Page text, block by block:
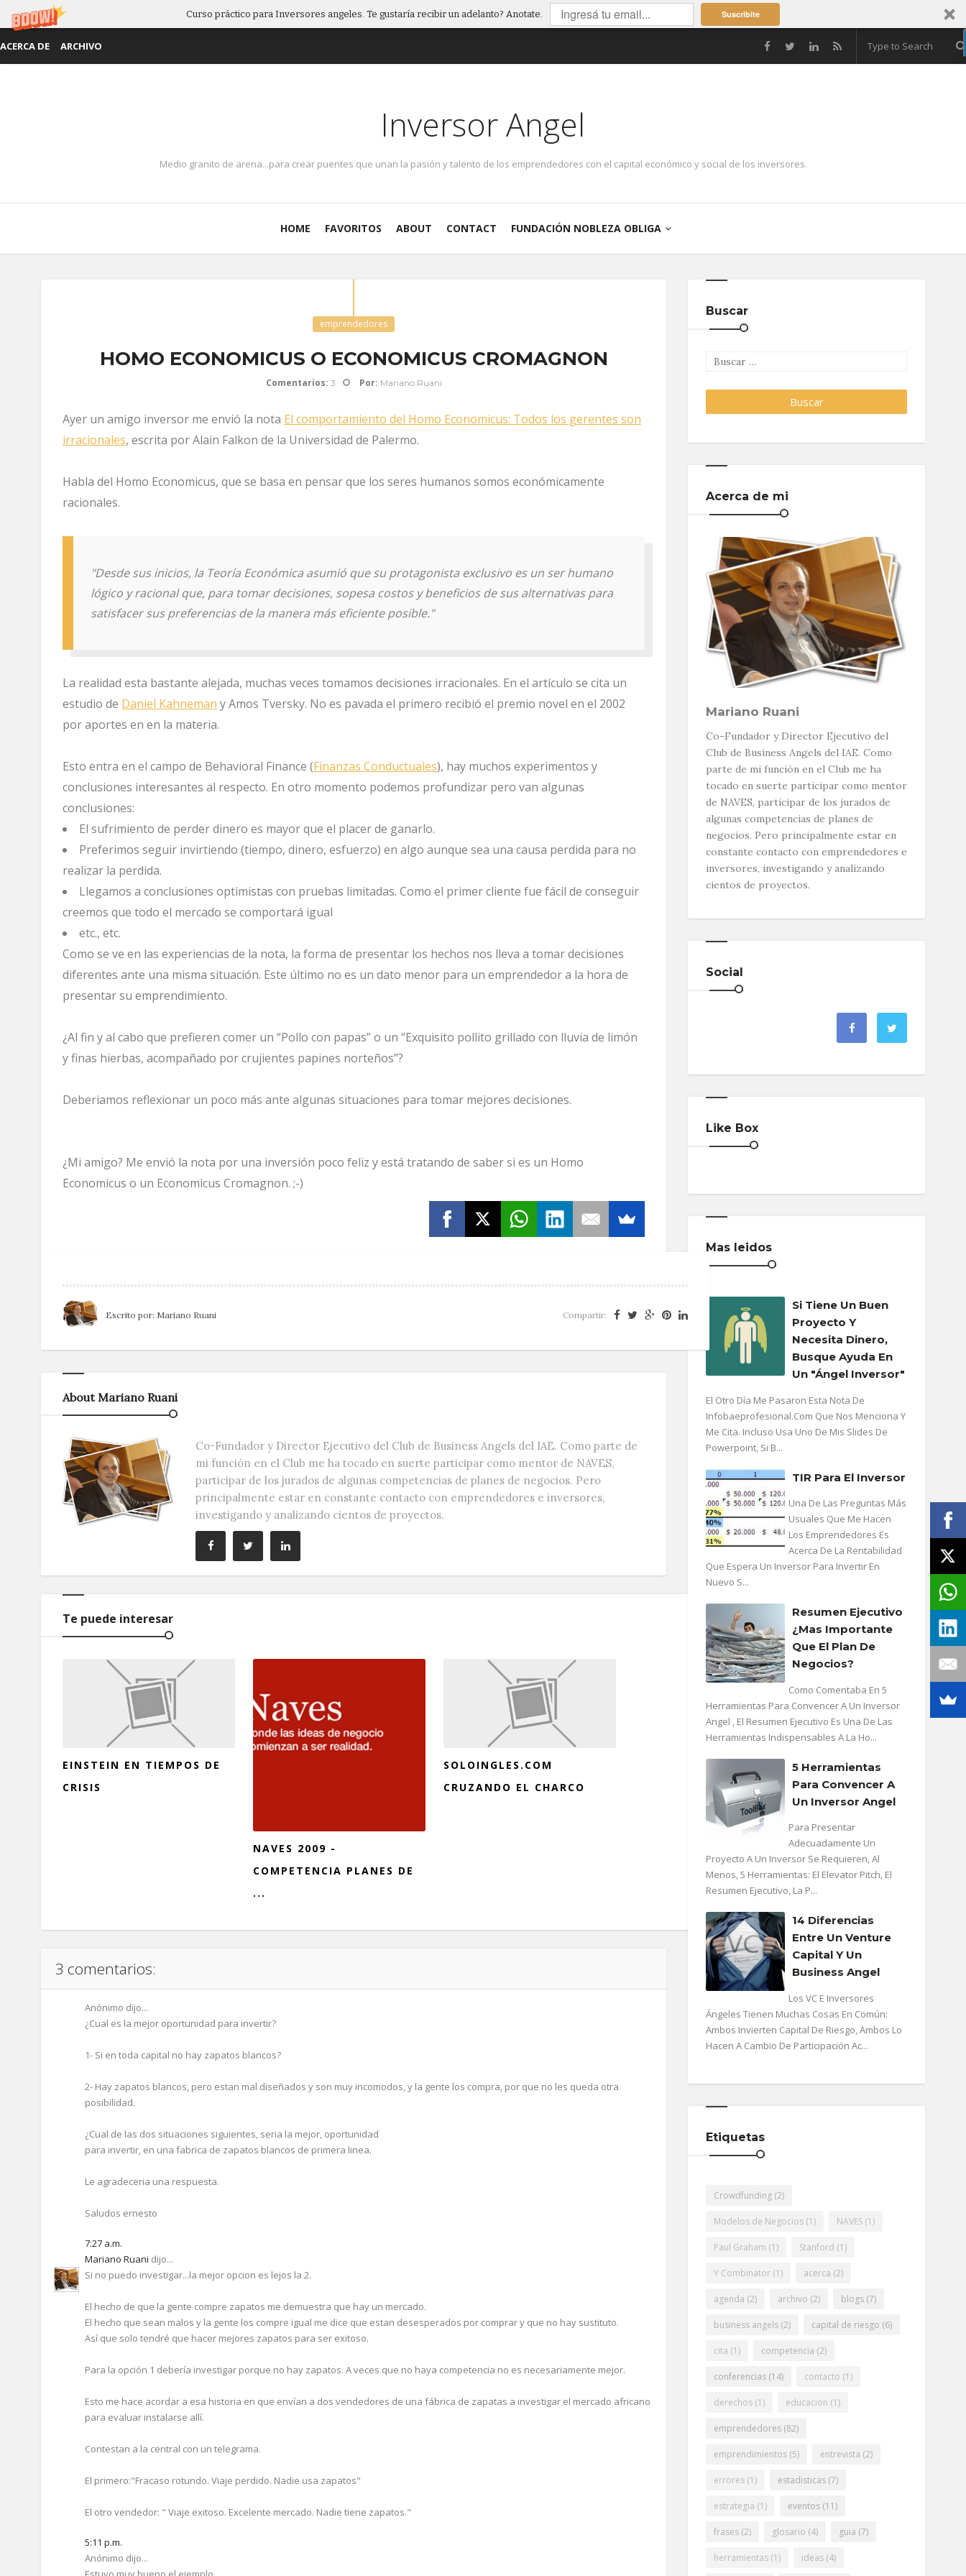
Curso práctico para Inversores angeles. Te gustaría recibir un adelanto? Anotate. Suscribite
ACERCA DE ARCHIVO
Inversor Angel
Medio granito de arena...para crear puentes que unan la pasión y talento de los emprendedores con el capital económico y social de los inversores.
HOME FAVORITOS ABOUT CONTACT FUNDACIÓN NOBLEZA OBLIGA
emprendedores
HOMO ECONOMICUS O ECONOMICUS CROMAGNON
Comentarios: 3 Por: Mariano Ruani
Ayer un amigo inversor me envió la nota El comportamiento del Homo Economicus: Todos los gerentes son
irracionales, escrita por Alain Falkon de la Universidad de Palermo.
Habla del Homo Economicus, que se basa en pensar que los seres humanos somos económicamente
racionales.
"Desde sus inicios, la Teoría Económica asumió que su protagonista exclusivo es un ser humano
lógico y racional que, para tomar decisiones, sopesa costos y beneficios de sus alternativas para
satisfacer sus preferencias de la manera más eficiente posible."
La realidad esta bastante alejada, muchas veces tomamos decisiones irracionales. En el artículo se cita un
estudio de Daniel Kahneman y Amos Tversky. No es pavada el primero recibió el premio novel en el 2002
por aportes en en la materia.
Esto entra en el campo de Behavioral Finance (Finanzas Conductuales), hay muchos experimentos y
conclusiones interesantes al respecto. En otro momento podemos profundizar pero van algunas
conclusiones:
El sufrimiento de perder dinero es mayor que el placer de ganarlo.
Preferimos seguir invirtiendo (tiempo, dinero, esfuerzo) en algo aunque sea una causa perdida para no
realizar la perdida.
Llegamos a conclusiones optimistas con pruebas limitadas. Como el primer cliente fue fácil de conseguir
creemos que todo el mercado se comportará igual
etc., etc.
Como se ve en las experiencias de la nota, la forma de presentar los hechos nos lleva a tomar decisiones
diferentes ante una misma situación. Este último no es un dato menor para un emprendedor a la hora de
presentar su emprendimiento.
¿Al fin y al cabo que prefieren comer un “Pollo con papas” o un “Exquisito pollito grillado con lluvia de limón
y finas hierbas, acompañado por crujientes papines norteños”?
Deberiamos reflexionar un poco más ante algunas situaciones para tomar mejores decisiones.
¿Mi amigo? Me envió la nota por una inversión poco feliz y está tratando de saber si es un Homo
Economicus o un Economicus Cromagnon. ;-)
Escrito por: Mariano Ruani Compartir:
About Mariano Ruani
Co-Fundador y Director Ejecutivo del Club de Business Angels del IAE. Como parte de
mi función en el Club me ha tocado en suerte participar como mentor de NAVES,
participar de los jurados de algunas competencias de planes de negocios. Pero
principalmente estar en constante contacto con emprendedores e inversores,
investigando y analizando cientos de proyectos.
Te puede interesar
EINSTEIN EN TIEMPOS DE
CRISIS
NAVES 2009 -
COMPETENCIA PLANES DE
...
SOLOINGLES.COM
CRUZANDO EL CHARCO
3 comentarios:
Anónimo dijo...
¿Cual es la mejor oportunidad para invertir?
1- Si en toda capital no hay zapatos blancos?
2- Hay zapatos blancos, pero estan mal diseñados y son muy incomodos, y la gente los compra, por que no les queda otra
posibilidad.
¿Cual de las dos situaciones siguientes, seria la mejor, oportunidad
para invertir, en una fabrica de zapatos blancos de primera linea.
Le agradeceria una respuesta.
Saludos ernesto
7:27 a.m.
Mariano Ruani dijo...
Si no puedo investigar...la mejor opcion es lejos la 2.
El hecho de que la gente compre zapatos me demuestra que hay un mercado.
El hecho que sean malos y la gente los compre igual me dice que estan desesperados por comprar y que no hay sustituto.
Así que solo tendré que hacer mejores zapatos para ser exitoso.
Para la opción 1 debería investigar porque no hay zapatos. A veces que no haya competencia no es necesariamente mejor.
Esto me hace acordar a esa historia en que envían a dos vendedores de una fábrica de zapatas a investigar el mercado africano
para evaluar instalarse allí.
Contestan a la central con un telegrama.
El primero:"Fracaso rotundo. Viaje perdido. Nadie usa zapatos"
El otro vendedor: " Viaje exitoso. Excelente mercado. Nadie tiene zapatos."
5:11 p.m.
Anónimo dijo...
Buscar
Acerca de mi
Mariano Ruani
Co-Fundador y Director Ejecutivo del
Club de Business Angels del IAE. Como
parte de mi función en el Club me ha
tocado en suerte participar como mentor
de NAVES, participar de los jurados de
algunas competencias de planes de
negocios. Pero principalmente estar en
constante contacto con emprendedores e
inversores, investigando y analizando
cientos de proyectos.
Social
Like Box
Mas leidos
Si Tiene Un Buen
Proyecto Y
Necesita Dinero,
Busque Ayuda En
Un "ángel Inversor"
El Otro Día Me Pasaron Esta Nota De
Infobaeprofesional.com Que Nos Menciona Y
Me Cita. Incluso Usa Uno De Mis Slides De
Powerpoint, Si B...
TIR Para El Inversor
Una De Las Preguntas Más
Usuales Que Me Hacen
Los Emprendedores Es
Acerca De La Rentabilidad
Que Espera Un Inversor Para Invertir En
Nuevo S...
Resumen Ejecutivo
¿mas Importante
Que El Plan De
Negocios?
Como Comentaba En 5
Herramientas Para Convencer A Un Inversor
Angel , El Resumen Ejecutivo Es Una De Las
Herramientas Indispensables A La Ho...
5 Herramientas
Para Convencer A
Un Inversor Angel
Para Presentar
Adecuadamente Un
Proyecto A Un Inversor Se Requieren, Al
Menos, 5 Herramientas: El Elevator Pitch, El
Resumen Ejecutivo, La P...
14 Diferencias
Entre Un Venture
Capital Y Un
Business Angel
Los VC E Inversores
Ángeles Tienen Muchas Cosas En Común:
Ambos Invierten Capital De Riesgo, Ambos Lo
Hacen A Cambio De Participación Ac...
Etiquetas
Crowdfunding (2)
Modelos de Negocios (1) NAVES (1)
Paul Graham (1) Stanford (1)
Y Combinator (1) acerca (2)
agenda (2) archivo (2) blogs (7)
business angels (2) capital de riesgo (6)
cita (1) competencia (2)
conferencias (14) contacto (1)
derechos (1) educacion (1)
emprendedores (82)
emprendimientos (5) entrevista (2)
errores (1) estadisticas (7)
estrategia (1) eventos (11)
frases (2) glosario (4) guia (7)
herramientas (1) ideas (4)